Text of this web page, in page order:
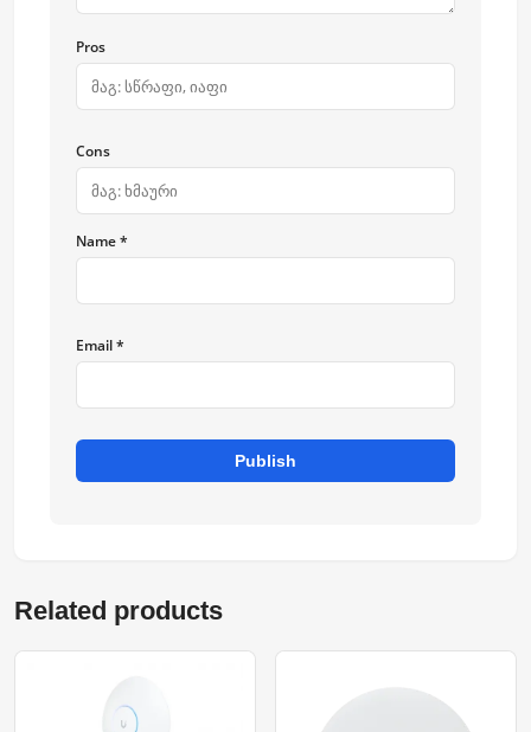
Pros
Cons
Name *
Email *
Publish
Related products